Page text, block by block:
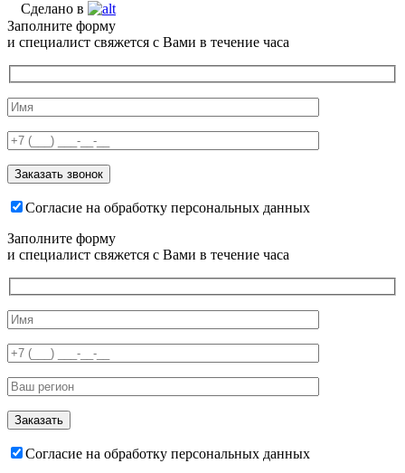
Сделано в
Заполните форму
и специалист свяжется с Вами в течение часа
Согласие на обработку персональных данных
Заполните форму
и специалист свяжется с Вами в течение часа
Согласие на обработку персональных данных